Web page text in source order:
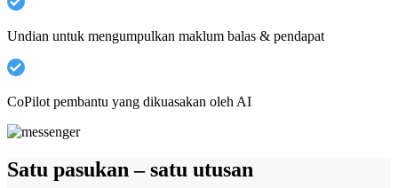
Undian untuk mengumpulkan maklum balas & pendapat
CoPilot pembantu yang dikuasakan oleh AI
Satu pasukan – satu utusan